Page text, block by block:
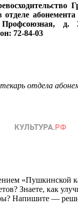
Профсоюзная,
72-84-03
отдела
«Пушкинской
Знаете, как
Напишите —